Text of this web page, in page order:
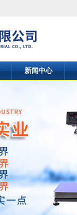
新闻中心